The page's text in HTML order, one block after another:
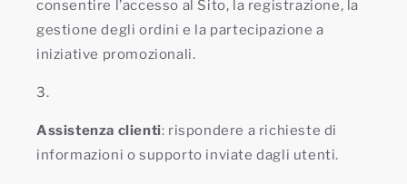
consentire l’accesso al Sito, la registrazione, la
gestione degli ordini e la partecipazione a
iniziative promozionali.
Assistenza clienti: rispondere a richieste di
informazioni o supporto inviate dagli utenti.